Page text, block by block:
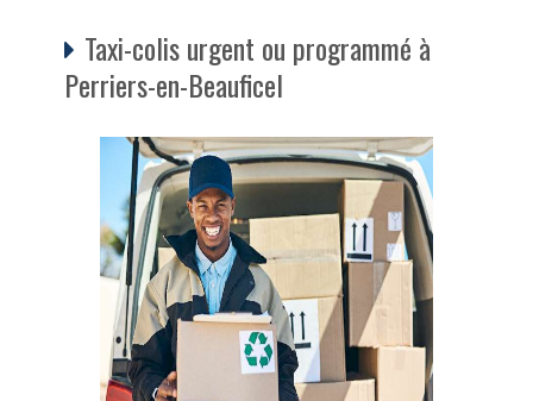
Taxi-colis urgent ou programmé à
Perriers-en-Beauficel